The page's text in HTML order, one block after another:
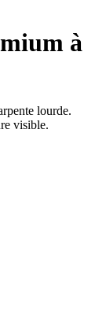
à
lourde.
visible.